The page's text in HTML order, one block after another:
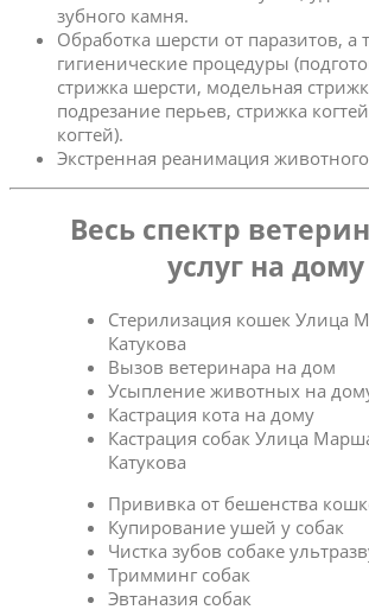
зубного камня.
Обработка шерсти от паразитов, а
гигиенические процедуры
стрижка шерсти, модельная
подрезание перьев, стрижка
когтей).
Экстренная реанимация
Весь спектр
услуг на дому
Стерилизация кошек Улица
Катукова
Вызов ветеринара на дом
Усыпление животных на
Кастрация кота на дому
Кастрация собак Улица
Катукова
Прививка от бешенства
Купирование ушей у собак
Чистка зубов собаке
Тримминг собак
Эвтаназия собак